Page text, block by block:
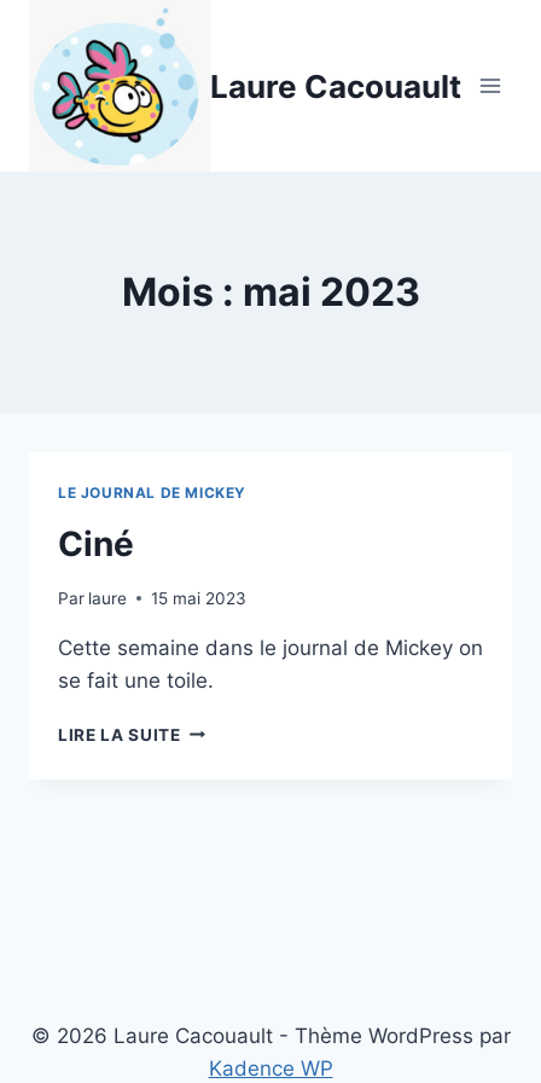
contenu
Laure Cacouault
Mois : mai 2023
LE JOURNAL DE MICKEY
Ciné
Par laure 15 mai 2023
Cette semaine dans le journal de Mickey on
se fait une toile.
LIRE LA SUITECINÉ
© 2026 Laure Cacouault - Thème WordPress par
Kadence WP